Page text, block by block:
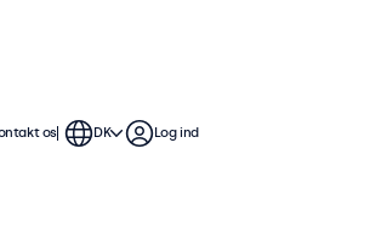
os DK Log ind